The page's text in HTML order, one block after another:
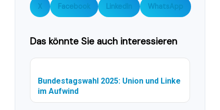
X Facebook LinkedIn WhatsApp
Das könnte Sie auch interessieren
Bundestagswahl 2025: Union und Linke
im Aufwind